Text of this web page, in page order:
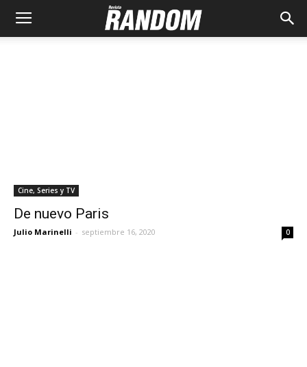
Cine, Series y TV
De nuevo Paris
Julio Marinelli - septiembre 16, 2020 0